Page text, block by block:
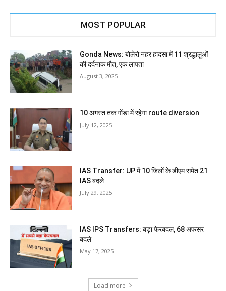
MOST POPULAR
Gonda News: बोलेरो नहर हादसा में 11 श्रद्धालुओं
की दर्दनाक मौत, एक लापता
August 3, 2025
10 अगस्त तक गोंडा में रहेगा route diversion
July 12, 2025
IAS Transfer: UP में 10 जिलों के डीएम समेत 21
IAS बदले
July 29, 2025
IAS IPS Transfers: बड़ा फेरबदल, 68 अफसर
बदले
May 17, 2025
Load more